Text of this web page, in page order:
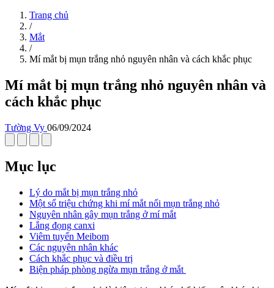
Trang chủ
/
Mắt
/
Mí mắt bị mụn trắng nhỏ nguyên nhân và cách khắc phục
Mí mắt bị mụn trắng nhỏ nguyên nhân và
cách khắc phục
Tường Vy 06/09/2024
Mục lục
Lý do mắt bị mụn trắng nhỏ
Một số triệu chứng khi mí mắt nổi mụn trắng nhỏ
Nguyên nhân gây mụn trắng ở mí mắt
Lắng đọng canxi
Viêm tuyến Meibom
Các nguyên nhân khác
Cách khắc phục và điều trị
Biện pháp phòng ngừa mụn trắng ở mắt